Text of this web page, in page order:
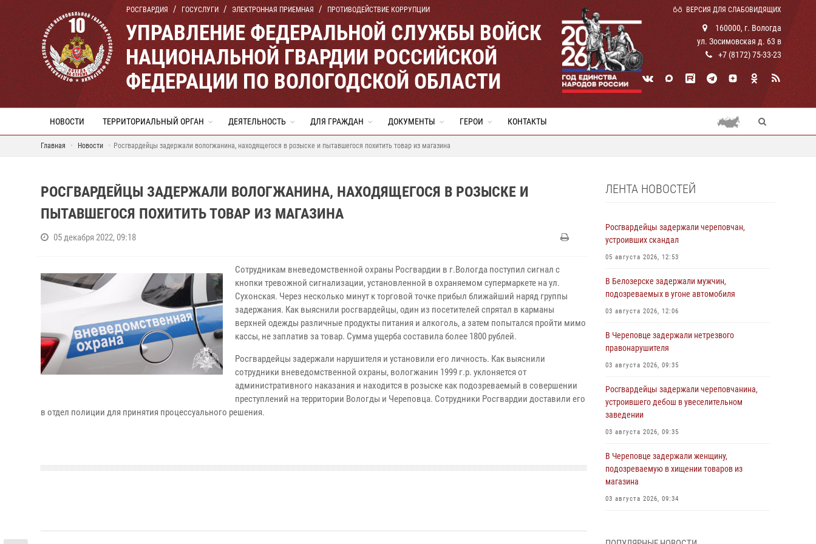
РОСГВАРДИЯ ГОСУСЛУГИ ЭЛЕКТРОННАЯ ПРИЕМНАЯ ПРОТИВОДЕЙСТВИЕ КОРРУПЦИИ ВЕРСИЯ ДЛЯ СЛАБОВИДЯЩИХ
УПРАВЛЕНИЕ ФЕДЕРАЛЬНОЙ СЛУЖБЫ ВОЙСК
НАЦИОНАЛЬНОЙ ГВАРДИИ РОССИЙСКОЙ
ФЕДЕРАЦИИ ПО ВОЛОГОДСКОЙ ОБЛАСТИ
160000, г. Вологда
ул. Зосимовская д. 63 в
+7 (8172) 75-33-23
НОВОСТИ ТЕРРИТОРИАЛЬНЫЙ ОРГАН ДЕЯТЕЛЬНОСТЬ ДЛЯ ГРАЖДАН ДОКУМЕНТЫ ГЕРОИ КОНТАКТЫ
Главная Новости Росгвардейцы задержали вологжанина, находящегося в розыске и пытавшегося похитить товар из магазина
РОСГВАРДЕЙЦЫ ЗАДЕРЖАЛИ ВОЛОГЖАНИНА, НАХОДЯЩЕГОСЯ В РОЗЫСКЕ И
ПЫТАВШЕГОСЯ ПОХИТИТЬ ТОВАР ИЗ МАГАЗИНА
05 декабря 2022, 09:18
Сотрудникам вневедомственной охраны Росгвардии в г.Вологда поступил сигнал с
кнопки тревожной сигнализации, установленной в охраняемом супермаркете на ул.
Сухонская. Через несколько минут к торговой точке прибыл ближайший наряд группы
задержания. Как выяснили росгвардейцы, один из посетителей спрятал в карманы
верхней одежды различные продукты питания и алкоголь, а затем попытался пройти мимо
кассы, не заплатив за товар. Сумма ущерба составила более 1800 рублей.
Росгвардейцы задержали нарушителя и установили его личность. Как выяснили
сотрудники вневедомственной охраны, вологжанин 1999 г.р. уклоняется от
административного наказания и находится в розыске как подозреваемый в совершении
преступлений на территории Вологды и Череповца. Сотрудники Росгвардии доставили его
в отдел полиции для принятия процессуального решения.
ЛЕНТА НОВОСТЕЙ
Росгвардейцы задержали череповчан,
устроивших скандал
05 августа 2026, 12:53
В Белозерске задержали мужчин,
подозреваемых в угоне автомобиля
03 августа 2026, 12:06
В Череповце задержали нетрезвого
правонарушителя
03 августа 2026, 09:35
Росгвардейцы задержали череповчанина,
устроившего дебош в увеселительном
заведении
03 августа 2026, 09:35
В Череповце задержали женщину,
подозреваемую в хищении товаров из
магазина
03 августа 2026, 09:34